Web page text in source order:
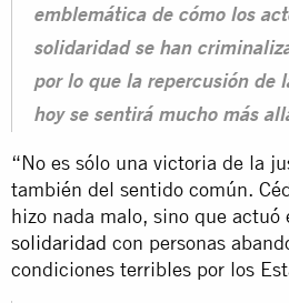
emblemática de cómo los
solidaridad se han
por lo que la repercusión de
hoy se sentirá mucho más
“No es sólo una victoria de la
también del sentido común.
hizo nada malo, sino que actuó
solidaridad con personas
condiciones terribles por los